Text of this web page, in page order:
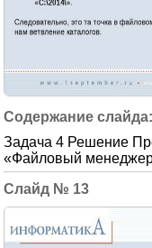
Задача 4 Решение
«Файловый менеджер
13